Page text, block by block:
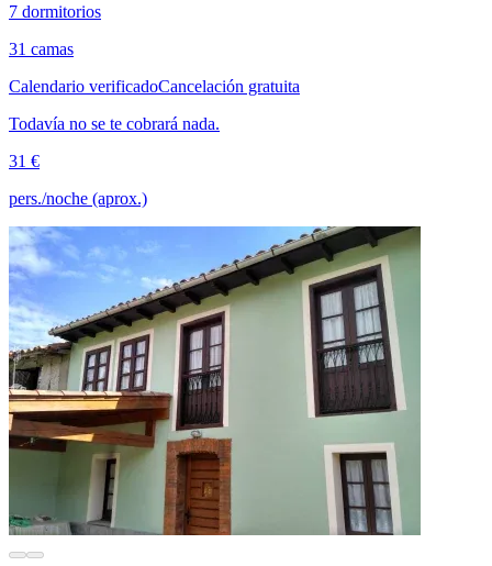
7 dormitorios
31 camas
Calendario verificadoCancelación gratuita
Todavía no se te cobrará nada.
31 €
pers./noche (aprox.)